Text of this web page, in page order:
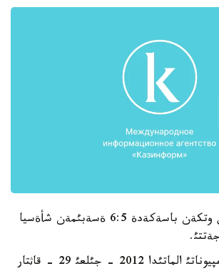
فينالعا شئعؤ ءذشئن وتكةن باسةكةدة 6:5 ةسةبئمةن شأةسيا
بةنديدةن الةم چةمپيوناتئ الماتئدا 2012 - جئلعئ 29 - قاثتار